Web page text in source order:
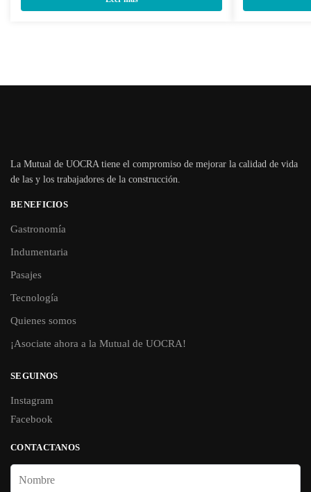
La Mutual de UOCRA tiene el compromiso de mejorar la calidad de vida
de las y los trabajadores de la construcción.
BENEFICIOS
Gastronomía
Indumentaria
Pasajes
Tecnología
Quienes somos
¡Asociate ahora a la Mutual de UOCRA!
SEGUINOS
Instagram
Facebook
CONTACTANOS